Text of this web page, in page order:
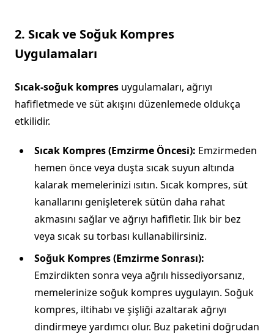
2. Sıcak ve Soğuk Kompres
Uygulamaları
Sıcak-soğuk kompres uygulamaları, ağrıyı
hafifletmede ve süt akışını düzenlemede oldukça
etkilidir.
Sıcak Kompres (Emzirme Öncesi): Emzirmeden
hemen önce veya duşta sıcak suyun altında
kalarak memelerinizi ısıtın. Sıcak kompres, süt
kanallarını genişleterek sütün daha rahat
akmasını sağlar ve ağrıyı hafifletir. Ilık bir bez
veya sıcak su torbası kullanabilirsiniz.
Soğuk Kompres (Emzirme Sonrası):
Emzirdikten sonra veya ağrılı hissediyorsanız,
memelerinize soğuk kompres uygulayın. Soğuk
kompres, iltihabı ve şişliği azaltarak ağrıyı
dindirmeye yardımcı olur. Buz paketini doğrudan